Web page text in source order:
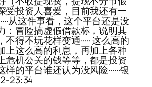
受投资人喜爱，目前我还有一
从这件事看，这个平台还是没
：冒险搞虚假借款标，说明其
得不玩花样变通······这么高的
上这么高的利息，再加上各种
危机公关的钱等等，都是投资
的平台谁还认为没风险······银
23:34